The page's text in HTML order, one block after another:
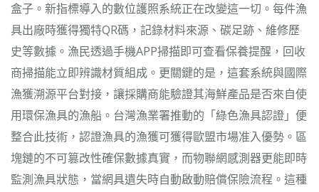
盒子。新指標導入的數位護照系統正在改變這一切。每件漁
具出廠時獲得獨特QR碼，記錄材料來源、碳足跡、維修歷
史等數據。漁民透過手機APP掃描即可查看保養提醒，回收
商掃描能立即辨識材質組成。更關鍵的是，這套系統與國際
漁獲溯源平台對接，讓採購商能驗證其海鮮產品是否來自使
用環保漁具的漁船。台灣漁業署推動的「綠色漁具認證」便
整合此技術，認證漁具的漁獲可獲得歐盟市場准入優勢。區
塊鏈的不可篡改性確保數據真實，而物聯網感測器更能即時
監測漁具狀態，當網具遺失時自動啟動賠償保險流程。這種